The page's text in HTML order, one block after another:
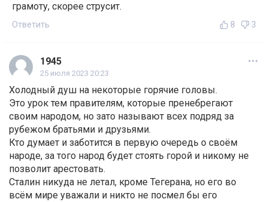
грамоту, скорее струсит.
Ответить 8 3
1945
25 июля 2023 20:23
Холодный душ на некоторые горячие головы.
Это урок тем правителям, которые пренебрегают
своим народом, но зато называют всех подряд за
рубежом братьями и друзьями.
Кто думает и заботится в первую очередь о своём
народе, за того народ будет стоять горой и никому не
позволит арестовать.
Сталин никуда не летал, кроме Тегерана, но его во
всём мире уважали и никто не посмел бы его